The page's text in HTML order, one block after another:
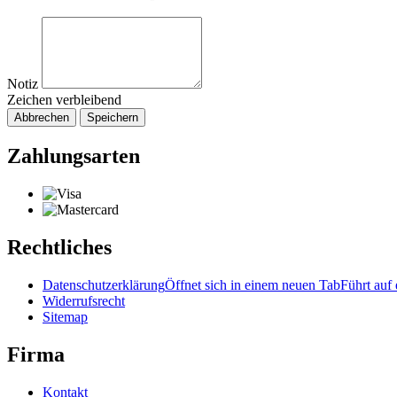
Notiz
Zeichen verbleibend
Abbrechen Speichern
Zahlungsarten
Rechtliches
DatenschutzerklärungÖffnet sich in einem neuen TabFührt auf
Widerrufsrecht
Sitemap
Firma
Kontakt